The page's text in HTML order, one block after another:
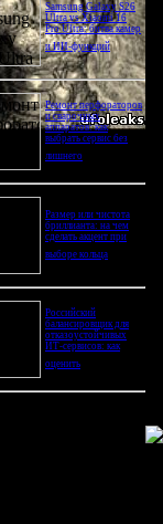
Samsung Galaxy S26
Ultra vs Xiaomi 16
Pro Ultra: битва камер
и ИИ-функций
Ремонт перфораторов
и сварочных
аппаратов: как
выбрать сервис без
лишнего
Размер или чистота
бриллианта: на чем
сделать акцент при
выборе кольца
Российский
балансировщик для
отказоустойчивых
ИТ-сервисов: как
оценить